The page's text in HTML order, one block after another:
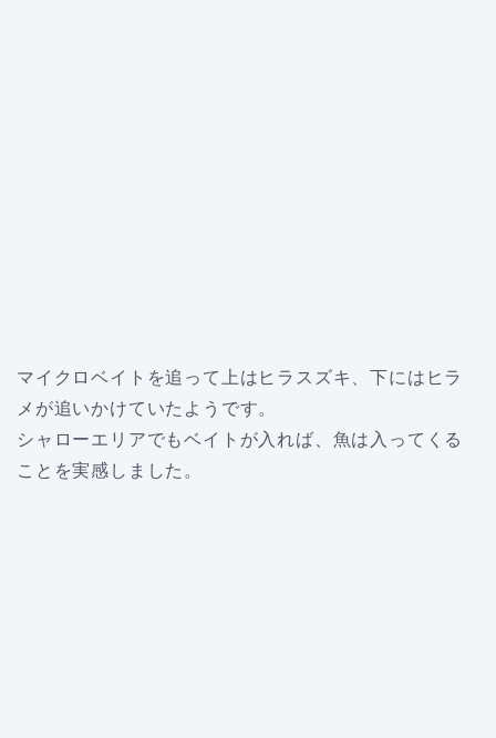
マイクロベイトを追って上はヒラスズキ、下にはヒラ
メが追いかけていたようです。
シャローエリアでもベイトが入れば、魚は入ってくる
ことを実感しました。